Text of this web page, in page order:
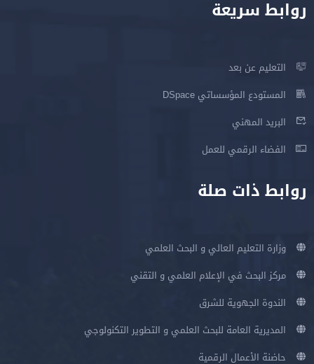
روابط سريعة
التعليم عن بعد
المستودع المؤسساتي DSpace
البريد المهني
الفضاء الرقمي للعمل
روابط ذات صلة
وزارة التعليم العالي و البحث العلمي
مركز البحث في الإعلام العلمي و التقني
الندوة الجهوية للشرق
المديرية العامة للبحث العلمي و التطوير التكنولوجي
حاضنة الأعمال الرقمية